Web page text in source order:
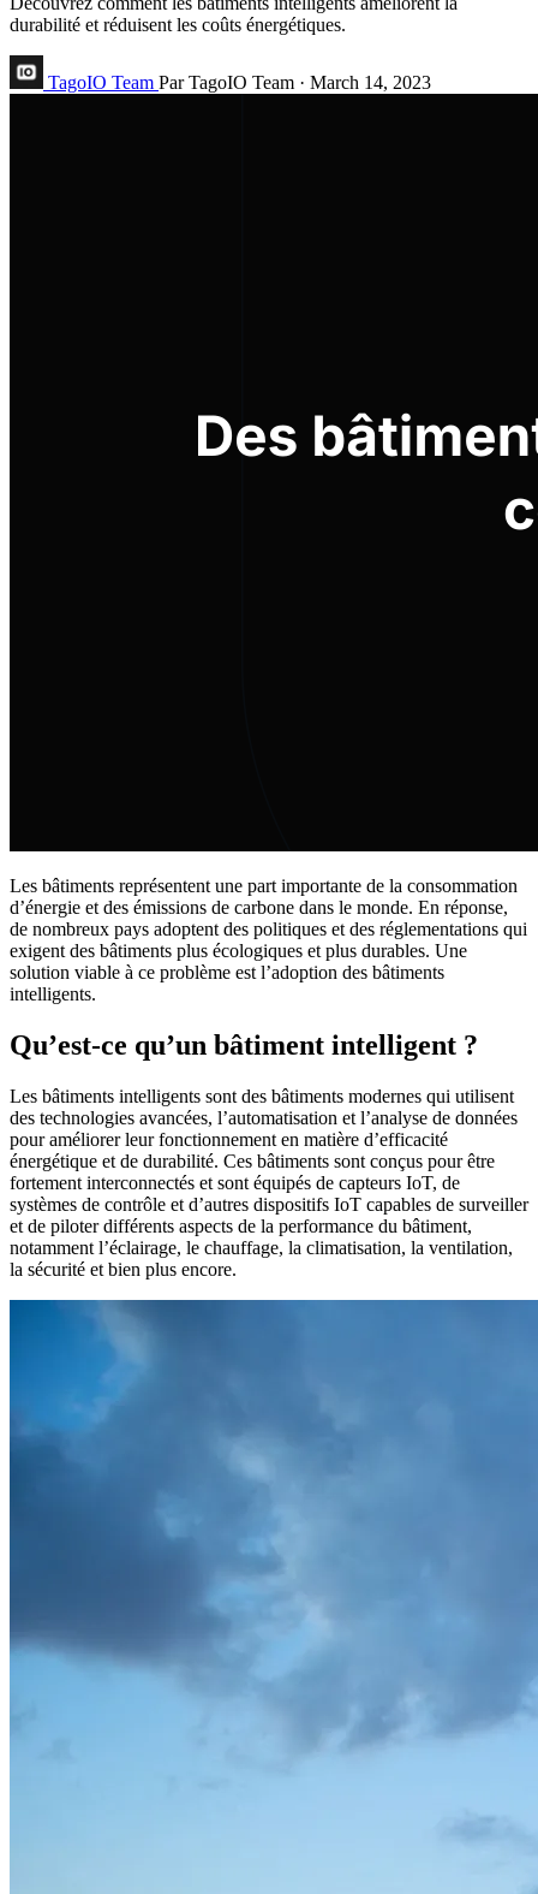
durabilité et réduisent les coûts énergétiques.
TagoIO Team Par TagoIO Team · March 14, 2023
Les bâtiments représentent une part importante de la consommation
d’énergie et des émissions de carbone dans le monde. En réponse,
de nombreux pays adoptent des politiques et des réglementations qui
exigent des bâtiments plus écologiques et plus durables. Une
solution viable à ce problème est l’adoption des bâtiments
intelligents.
Qu’est-ce qu’un bâtiment intelligent ?
Les bâtiments intelligents sont des bâtiments modernes qui utilisent
des technologies avancées, l’automatisation et l’analyse de données
pour améliorer leur fonctionnement en matière d’efficacité
énergétique et de durabilité. Ces bâtiments sont conçus pour être
fortement interconnectés et sont équipés de capteurs IoT, de
systèmes de contrôle et d’autres dispositifs IoT capables de surveiller
et de piloter différents aspects de la performance du bâtiment,
notamment l’éclairage, le chauffage, la climatisation, la ventilation,
la sécurité et bien plus encore.